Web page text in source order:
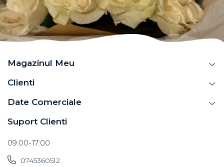
Magazinul Meu
Clienti
Date Comerciale
Suport Clienti
09:00-17:00
0745360512